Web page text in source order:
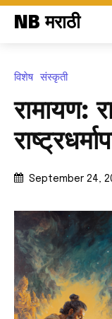
NB मराठी
विशेष संस्कृती
रामायण:
September 24,